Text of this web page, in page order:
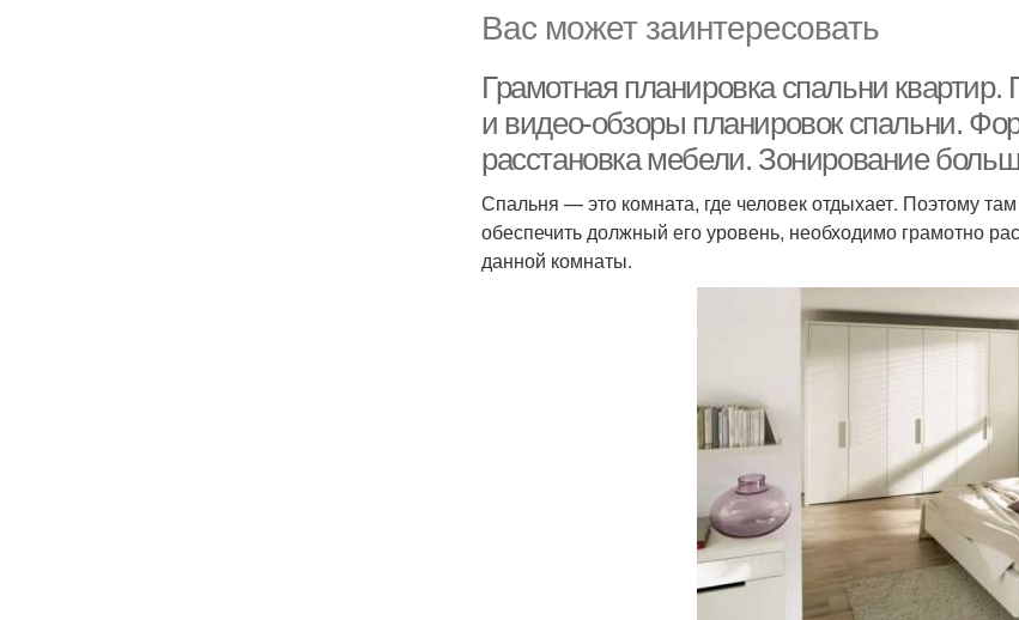
Вас может заинтересовать
Грамотная планировка спальни
и видео-обзоры планировок спальни.
расстановка мебели. Зонирование
Спальня — это комната, где человек отдыхает. Поэтому
обеспечить должный его уровень, необходимо грамотно
данной комнаты.